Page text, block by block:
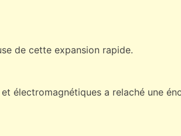
de cette expansion rapide.
électromagnétiques a relaché une